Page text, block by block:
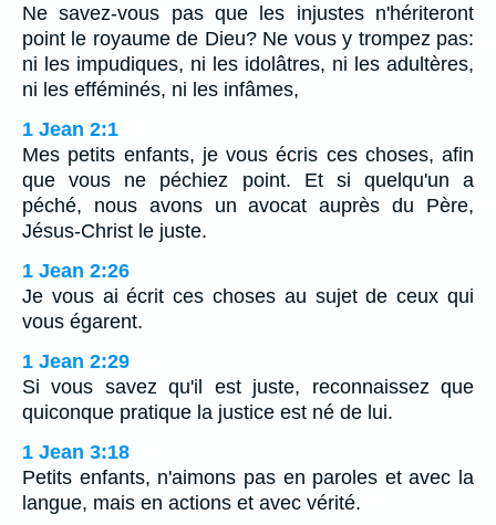
Ne savez-vous pas que les injustes n'hériteront
point le royaume de Dieu? Ne vous y trompez pas:
ni les impudiques, ni les idolâtres, ni les adultères,
ni les efféminés, ni les infâmes,
1 Jean 2:1
Mes petits enfants, je vous écris ces choses, afin
que vous ne péchiez point. Et si quelqu'un a
péché, nous avons un avocat auprès du Père,
Jésus-Christ le juste.
1 Jean 2:26
Je vous ai écrit ces choses au sujet de ceux qui
vous égarent.
1 Jean 2:29
Si vous savez qu'il est juste, reconnaissez que
quiconque pratique la justice est né de lui.
1 Jean 3:18
Petits enfants, n'aimons pas en paroles et avec la
langue, mais en actions et avec vérité.